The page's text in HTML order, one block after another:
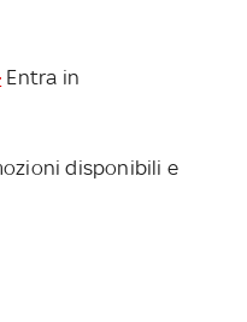
Entra in
disponibili e